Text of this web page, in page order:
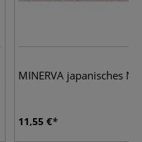
MINERVA japanisches
11,55 €